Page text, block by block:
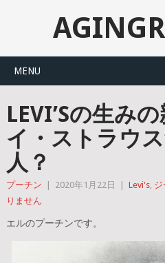
MENU
LEVI’Sの生み
イ・ストラウ
人？
プーチン 2020年1月22日 Levi's, ジ
りません
エルのプーチンです。